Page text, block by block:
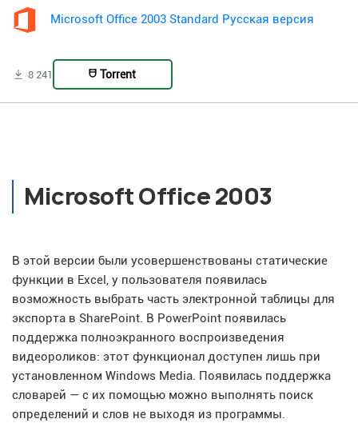
Microsoft Office 2003 Standard Русская версия
8 241 Torrent
Microsoft Office 2003
В этой версии были усовершенствованы статические
функции в Excel, у пользователя появилась
возможность выбрать часть электронной таблицы для
экспорта в SharePoint. В PowerPoint появилась
поддержка полноэкранного воспроизведения
видеороликов: этот функционал доступен лишь при
установленном Windows Media. Появилась поддержка
словарей — с их помощью можно выполнять поиск
определений и слов не выходя из программы.